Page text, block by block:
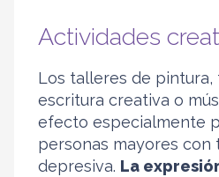
Actividades
Los talleres de pintura,
escritura creativa o
efecto especialmente
personas mayores con
depresiva. La